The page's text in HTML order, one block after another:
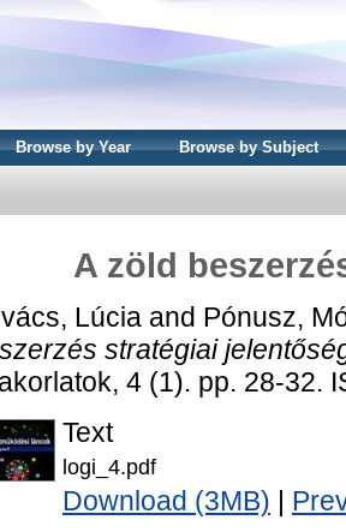
Browse by Year Browse by Subject
A zöld
Lúcia and Pónusz,
stratégiai
4 (1). pp. 28-32.
Text
logi_4.pdf
Download (3MB)